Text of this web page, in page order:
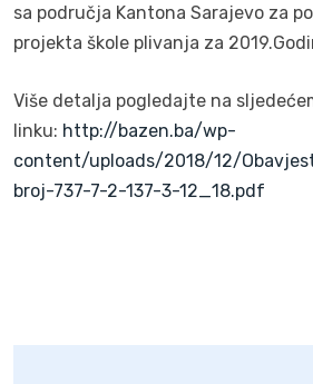
sa područja Kantona Sarajevo za
projekta škole plivanja za
Više detalja pogledajte na
linku: http://bazen.ba/wp-
content/uploads/2018/12/
broj-737-7-2-137-3-12_18.pdf